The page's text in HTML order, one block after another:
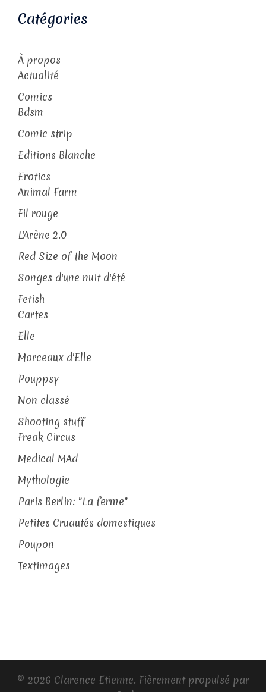
Catégories
À propos
Actualité
Comics
Bdsm
Comic strip
Editions Blanche
Erotics
Animal Farm
Fil rouge
L'Arène 2.0
Red Size of the Moon
Songes d'une nuit d'été
Fetish
Cartes
Elle
Morceaux d'Elle
Pouppsy
Non classé
Shooting stuff
Freak Circus
Medical MAd
Mythologie
Paris Berlin: "La ferme"
Petites Cruautés domestiques
Poupon
Textimages
© 2026 Clarence Etienne. Fièrement propulsé par